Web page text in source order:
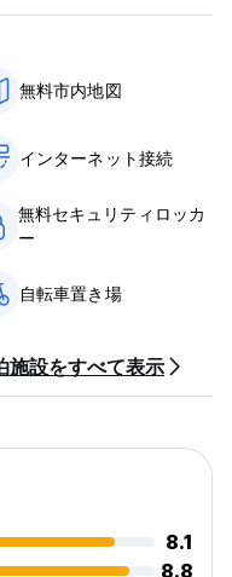
無料市内地図
インターネット接続
無料セキュリティロッカ
ー
自転車置き場
施設をすべて表示
8.1
8.8